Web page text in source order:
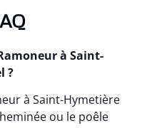
à Saint-
?
à Saint-Hymetière
ou le poêle